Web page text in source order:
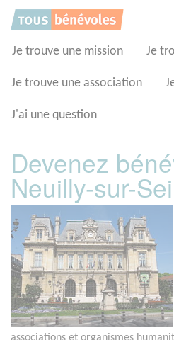
Je trouve une mission Je
Je trouve une association
J'ai une question
Devenez
Neuilly-sur-
Panneau de gestion des cookies